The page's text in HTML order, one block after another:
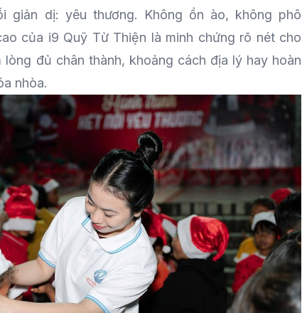
giản dị: yêu thương. Không ồn ào, không phô
của i9 Quỹ Từ Thiện là minh chứng rõ nét cho
đủ chân thành, khoảng cách địa lý hay hoàn
nhòa.